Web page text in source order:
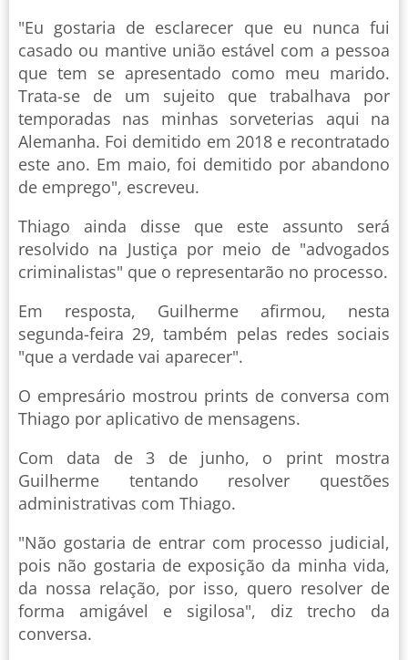
"Eu gostaria de esclarecer que eu nunca fui
casado ou mantive união estável com a pessoa
que tem se apresentado como meu marido.
Trata-se de um sujeito que trabalhava por
temporadas nas minhas sorveterias aqui na
Alemanha. Foi demitido em 2018 e recontratado
este ano. Em maio, foi demitido por abandono
de emprego", escreveu.
Thiago ainda disse que este assunto será
resolvido na Justiça por meio de "advogados
criminalistas" que o representarão no processo.
Em resposta, Guilherme afirmou, nesta
segunda-feira 29, também pelas redes sociais
"que a verdade vai aparecer".
O empresário mostrou prints de conversa com
Thiago por aplicativo de mensagens.
Com data de 3 de junho, o print mostra
Guilherme tentando resolver questões
administrativas com Thiago.
"Não gostaria de entrar com processo judicial,
pois não gostaria de exposição da minha vida,
da nossa relação, por isso, quero resolver de
forma amigável e sigilosa", diz trecho da
conversa.